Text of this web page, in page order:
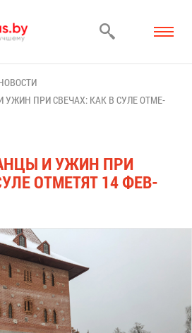
УЖИН ПРИ СВЕ­ЧАХ: КАК В СУ­ЛЕ ОТ­МЕ­
И УЖИН ПРИ
ОТ­МЕ­ТЯТ 14 ФЕВ­